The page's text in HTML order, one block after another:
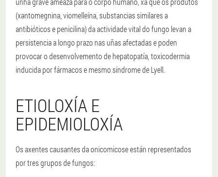
(xantomegnina, viomelleína, substancias similares a
antibióticos e penicilina) da actividade vital do fungo levan a
persistencia a longo prazo nas uñas afectadas e poden
provocar o desenvolvemento de hepatopatía, toxicodermia
inducida por fármacos e mesmo síndrome de Lyell.
ETIOLOXÍA E
EPIDEMIOLOXÍA
Os axentes causantes da onicomicose están representados
por tres grupos de fungos: